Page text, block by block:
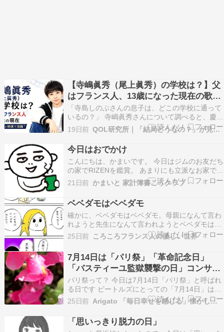
【寺嶋眞秀（尾上眞秀）の学校は？】父
はフランス人、13歳になった現在の歌舞
伎と映画での活躍に迫る！
「寺島しのぶさんの息子は、どこの学校に通って
いるの？」 寺嶋眞秀さんについて調べると、慶應
義塾幼稚舎の名前を目にすることがあります。 し
かし、本人や家族、所属事務所が学校名を正式に
公表した事実は確認できません。現在の中学…
19日前 QOL研究所｜「結局どうなの？」が見つかる情報メディア
今日はおでかけ
こんにちは、かまいです。 今日はジムのお友だち
の家でRIZENを鑑賞。 あまりにも立派なお家でび
びりまくりましたが、楽しかった！ いろいろごち
そうになってしまって、ただただ恐縮。 調度品が
あちこちにあって、すごい世界だなー。 ウチは庶
民なので、置いてあるものといったら、王将の
で…
21日前 かまいと 家計簿書こうクラブ
ベベダモはベベダモ
確かに、ベベダモはベベダモ。母親になんて言わ
れようと先生になんて言われようとベベダモはベ
ベダモだよなぁ。。。と妙に納得してしまいまし
た。でも集中して食べて欲しいよ。。。最初から
最後まで集中して完食できるのはいつになるので
しょうか・・・おやつは真剣に食べてる 過去作無
料一気読み！ …
25日前 ころころフランス人の優しい世界
7月14日は「パリ祭」「革命記念日」
「バスティーユ監獄襲撃の日」コンサー
トにはピアノ角野隼斗さんも！
パリ祭って？ 今日は7月14日「パリ祭」と呼ばれ
る日です ビートルズにとっての「7月14日」はコ
チラでしたが www.aiaoko.com フランス人にとっ
ては 「7月14日」は最も大切な「記念日」なので
はないでしょうか？ 革命記念日！「国民の記念
日」 「パリ祭」というロマンチ…
25日前 Arigato 「毎日幸せを感じる」懐かしい曲、思い出、終活
「思いっきり脱力の日」